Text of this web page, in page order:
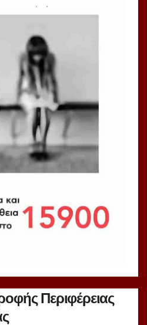
Περιφέρειας